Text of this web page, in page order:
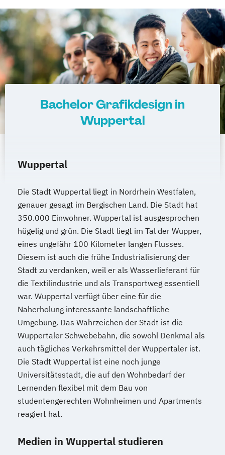
Bachelor Grafikdesign in
Wuppertal
Wuppertal
Die Stadt Wuppertal liegt in Nordrhein Westfalen,
genauer gesagt im Bergischen Land. Die Stadt hat
350.000 Einwohner. Wuppertal ist ausgesprochen
hügelig und grün. Die Stadt liegt im Tal der Wupper,
eines ungefähr 100 Kilometer langen Flusses.
Diesem ist auch die frühe Industrialisierung der
Stadt zu verdanken, weil er als Wasserlieferant für
die Textilindustrie und als Transportweg essentiell
war. Wuppertal verfügt über eine für die
Naherholung interessante landschaftliche
Umgebung. Das Wahrzeichen der Stadt ist die
Wuppertaler Schwebebahn, die sowohl Denkmal als
auch tägliches Verkehrsmittel der Wuppertaler ist.
Die Stadt Wuppertal ist eine noch junge
Universitätsstadt, die auf den Wohnbedarf der
Lernenden flexibel mit dem Bau von
studentengerechten Wohnheimen und Apartments
reagiert hat.
Medien in Wuppertal studieren